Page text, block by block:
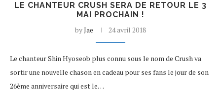
LE CHANTEUR CRUSH SERA DE RETOUR LE 3
MAI PROCHAIN !
byJae 24 avril 2018
Le chanteur Shin Hyoseob plus connu sous le nom de Crush va
sortir une nouvelle chason en cadeau pour ses fans le jour de son
26ème anniversaire qui est le…